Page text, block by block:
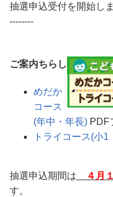
抽選申込受付を開始しま
--------
ご案内ちらし
めだか
コース
(年中・年長) PDF
トライコース(小1
抽選申込期間は ４月
す。